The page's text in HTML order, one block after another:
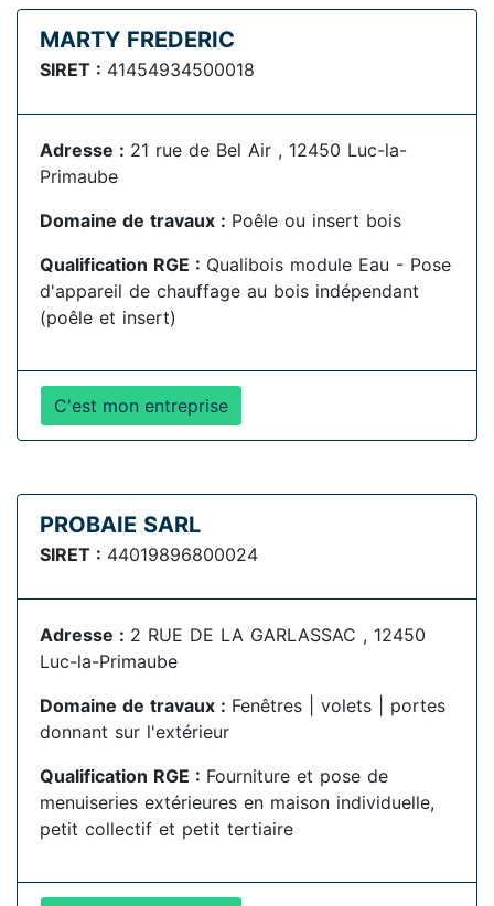
MARTY FREDERIC
SIRET : 41454934500018
Adresse : 21 rue de Bel Air , 12450 Luc-la-
Primaube
Domaine de travaux : Poêle ou insert bois
Qualification RGE : Qualibois module Eau - Pose
d'appareil de chauffage au bois indépendant
(poêle et insert)
C'est mon entreprise
PROBAIE SARL
SIRET : 44019896800024
Adresse : 2 RUE DE LA GARLASSAC , 12450
Luc-la-Primaube
Domaine de travaux : Fenêtres | volets | portes
donnant sur l'extérieur
Qualification RGE : Fourniture et pose de
menuiseries extérieures en maison individuelle,
petit collectif et petit tertiaire